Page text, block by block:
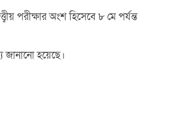
পরীক্ষার অংশ হিসেবে ৮ মে পর্যন্ত
জানানো হয়েছে।